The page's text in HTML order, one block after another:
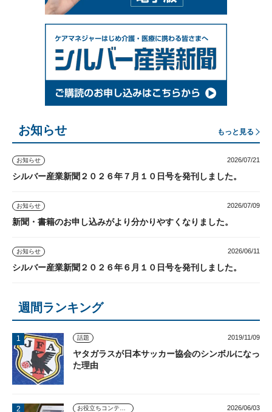
お知らせ もっと見る
お知らせ 2026/07/21
シルバー産業新聞２０２６年７月１０日号を発刊しました。
お知らせ 2026/07/09
新聞・書籍のお申し込みがより分かりやすくなりました。
お知らせ 2026/06/11
シルバー産業新聞２０２６年６月１０日号を発刊しました。
週間ランキング
話題 2019/11/09
ヤタガラスが日本サッカー協会のシンボルになっ
た理由
2026/06/03